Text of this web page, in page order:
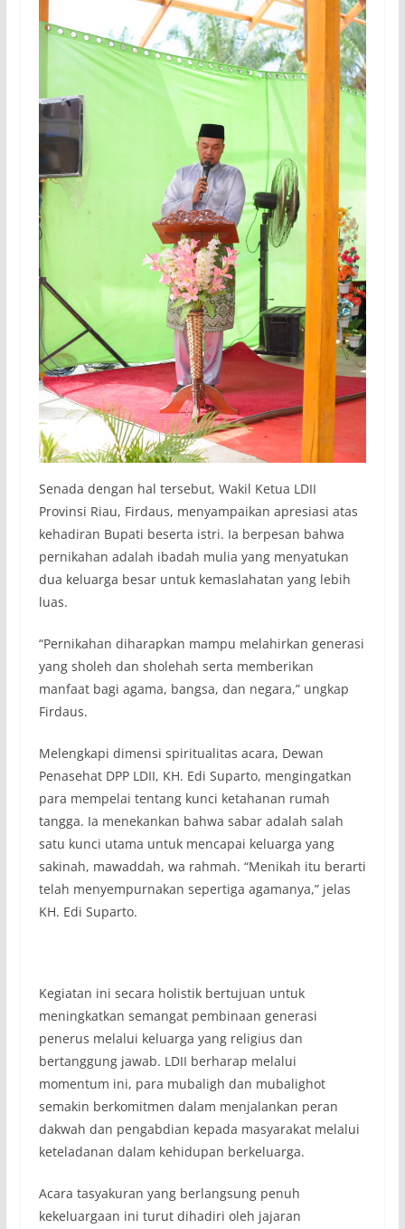
Senada dengan hal tersebut, Wakil Ketua LDII
Provinsi Riau, Firdaus, menyampaikan apresiasi atas
kehadiran Bupati beserta istri. Ia berpesan bahwa
pernikahan adalah ibadah mulia yang menyatukan
dua keluarga besar untuk kemaslahatan yang lebih
luas.
“Pernikahan diharapkan mampu melahirkan generasi
yang sholeh dan sholehah serta memberikan
manfaat bagi agama, bangsa, dan negara,” ungkap
Firdaus.
Melengkapi dimensi spiritualitas acara, Dewan
Penasehat DPP LDII, KH. Edi Suparto, mengingatkan
para mempelai tentang kunci ketahanan rumah
tangga. Ia menekankan bahwa sabar adalah salah
satu kunci utama untuk mencapai keluarga yang
sakinah, mawaddah, wa rahmah. “Menikah itu berarti
telah menyempurnakan sepertiga agamanya,” jelas
KH. Edi Suparto.
Kegiatan ini secara holistik bertujuan untuk
meningkatkan semangat pembinaan generasi
penerus melalui keluarga yang religius dan
bertanggung jawab. LDII berharap melalui
momentum ini, para mubaligh dan mubalighot
semakin berkomitmen dalam menjalankan peran
dakwah dan pengabdian kepada masyarakat melalui
keteladanan dalam kehidupan berkeluarga.
Acara tasyakuran yang berlangsung penuh
kekeluargaan ini turut dihadiri oleh jajaran